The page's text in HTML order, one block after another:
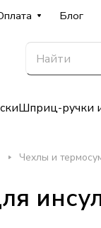
Блог
Шприц-ручки
Чехлы и